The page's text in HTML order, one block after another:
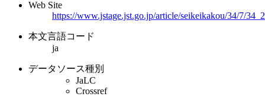
Web Site
https://www.jstage.jst.go.jp/article/seikeikakou/34/7/
本文言語コード
ja
データソース種別
JaLC
Crossref